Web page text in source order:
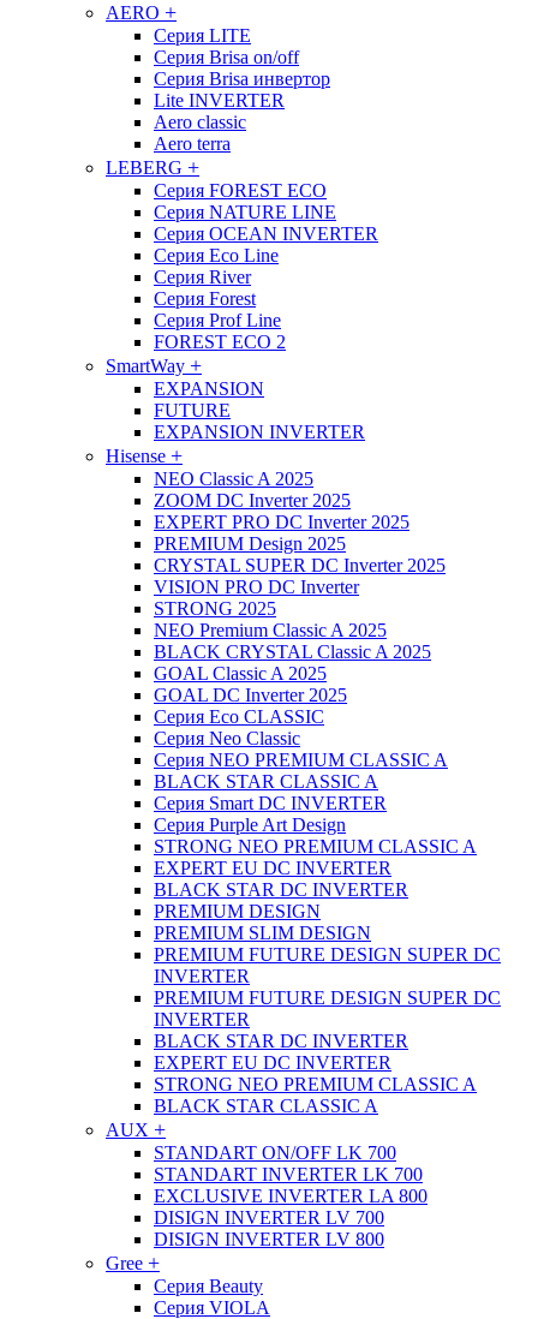
AERO +
Cерия LITE
Серия Brisa on/off
Серия Brisa инвертор
Lite INVERTER
Aero classic
Aero terra
LEBERG +
Серия FOREST ECO
Серия NATURE LINE
Серия OCEAN INVERTER
Серия Eco Line
Серия River
Серия Forest
Cерия Prof Line
FOREST ECO 2
SmartWay +
EXPANSION
FUTURE
EXPANSION INVERTER
Hisense +
NEO Classic A 2025
ZOOM DC Inverter 2025
EXPERT PRO DC Inverter 2025
PREMIUM Design 2025
CRYSTAL SUPER DC Inverter 2025
VISION PRO DC Inverter
STRONG 2025
NEO Premium Classic A 2025
BLACK CRYSTAL Classic A 2025
GOAL Classic A 2025
GOAL DC Inverter 2025
Серия Eco CLASSIC
Серия Neo Classic
Серия NEO PREMIUM CLASSIC A
BLACK STAR CLASSIC A
Серия Smart DC INVERTER
Серия Purple Art Design
STRONG NEO PREMIUM CLASSIC A
EXPERT EU DC INVERTER
BLACK STAR DC INVERTER
PREMIUM DESIGN
PREMIUM SLIM DESIGN
PREMIUM FUTURE DESIGN SUPER DC
INVERTER
PREMIUM FUTURE DESIGN SUPER DC
INVERTER
BLACK STAR DC INVERTER
EXPERT EU DC INVERTER
STRONG NEO PREMIUM CLASSIC A
BLACK STAR CLASSIC A
AUX +
STANDART ON/OFF LK 700
STANDART INVERTER LK 700
EXCLUSIVE INVERTER LA 800
DISIGN INVERTER LV 700
DISIGN INVERTER LV 800
Gree +
Серия Beauty
Серия VIOLA